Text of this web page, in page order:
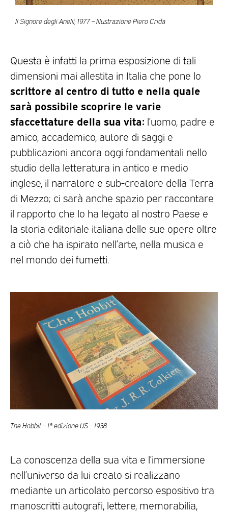
Il Signore degli Anelli, 1977 – Illustrazione Piero Crida
Questa è infatti la prima esposizione di tali
dimensioni mai allestita in Italia che pone lo
scrittore al centro di tutto e nella quale
sarà possibile scoprire le varie
sfaccettature della sua vita: l’uomo, padre e
amico, accademico, autore di saggi e
pubblicazioni ancora oggi fondamentali nello
studio della letteratura in antico e medio
inglese, il narratore e sub-creatore della Terra
di Mezzo; ci sarà anche spazio per raccontare
il rapporto che lo ha legato al nostro Paese e
la storia editoriale italiana delle sue opere oltre
a ciò che ha ispirato nell’arte, nella musica e
nel mondo dei fumetti.
The Hobbit – 1ª edizione US – 1938
La conoscenza della sua vita e l’immersione
nell’universo da lui creato si realizzano
mediante un articolato percorso espositivo tra
manoscritti autografi, lettere, memorabilia,